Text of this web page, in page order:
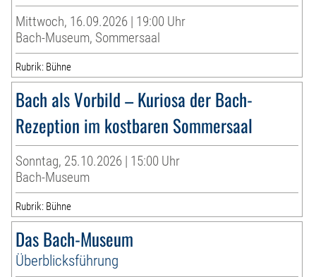
Mittwoch, 16.09.2026 | 19:00 Uhr
Bach-Museum, Sommersaal
Rubrik: Bühne
Bach als Vorbild – Kuriosa der Bach-
Rezeption im kostbaren Sommersaal
Sonntag, 25.10.2026 | 15:00 Uhr
Bach-Museum
Rubrik: Bühne
Das Bach-Museum
Überblicksführung